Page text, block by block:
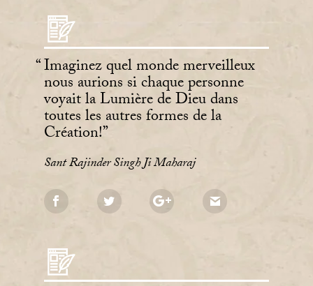
Imaginez quel monde merveilleux
nous aurions si chaque personne
voyait la Lumière de Dieu dans
toutes les autres formes de la
Création!
Sant Rajinder Singh Ji Maharaj